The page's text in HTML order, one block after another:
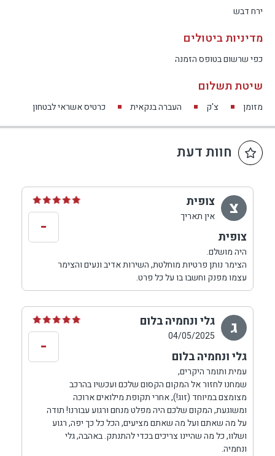
ירח דבש
מדיניות ביטולים
כפי שרשום בטופס הזמנה
שיטת תשלום
מזומן צ'ק העברה בנקאית כרטיס אשראי לבטחון
חוות דעת
צ צופית
אין תאריך
צופית
היה מושלם.
הצימר נותן פרטיות מוחלטת, השירות אדיב ונעים והצימר
עצמו מפנק וחשבו בו על כל פרט.
-
ג גלי ונחמיה בלום
04/05/2025
גלי ונחמיה בלום
עמית ותומר היקרים,
שמחנו לחזור אל המקום הקסום שלכם ועכשיו בהרכב
מצומצם במיוחד (זוג!), אחרי תקופת מילואים ארוכה
ומשוגעת, המקום שלכם היה מפלט מנחם ורגוע עבורנו! תודה
על מה שאתם ועל מה שאתם מציעים, הכל כל כך יפה, רגוע
ושלוו, כל מה שהיינו צריכים בכדי להתנתק. באהבה, גלי
ונחמיה.
-